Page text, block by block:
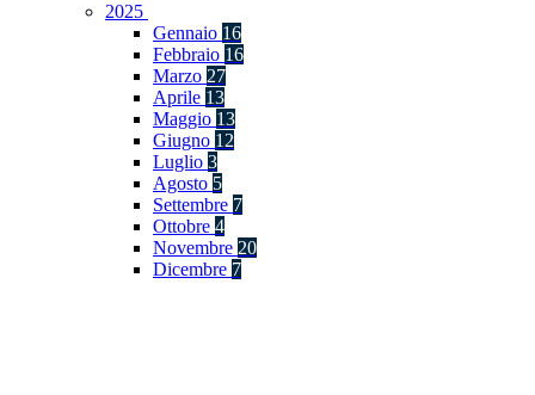
2025
Gennaio 16
Febbraio 16
Marzo 27
Aprile 13
Maggio 13
Giugno 12
Luglio 3
Agosto 5
Settembre 7
Ottobre 4
Novembre 20
Dicembre 7